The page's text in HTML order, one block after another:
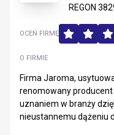
REGON
O FIRMIE
Firma Jaroma,
renomowany
uznaniem w branży
nieustannemu dążeniu
OCEŃ FIRMĘ